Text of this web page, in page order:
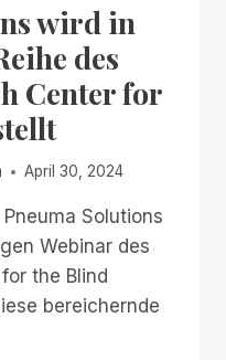
wird in
des
Center for
April 30, 2024
Solutions
Webinar des
the Blind
bereichernde